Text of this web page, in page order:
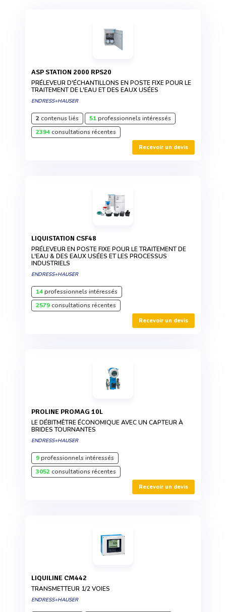
ASP STATION 2000 RPS20
PRÉLEVEUR D'ÉCHANTILLONS EN POSTE FIXE POUR LE
TRAITEMENT DE L'EAU ET DES EAUX USÉES
ENDRESS+HAUSER
2contenus liés 51professionnels intéressés
2394consultations récentes
Recevoir un devis
LIQUISTATION CSF48
PRÉLEVEUR EN POSTE FIXE POUR LE TRAITEMENT DE
L'EAU & DES EAUX USÉES ET LES PROCESSUS
INDUSTRIELS
ENDRESS+HAUSER
14professionnels intéressés
2579consultations récentes
Recevoir un devis
PROLINE PROMAG 10L
LE DÉBITMÈTRE ÉCONOMIQUE AVEC UN CAPTEUR À
BRIDES TOURNANTES
ENDRESS+HAUSER
9professionnels intéressés
3052consultations récentes
Recevoir un devis
LIQUILINE CM442
TRANSMETTEUR 1/2 VOIES
ENDRESS+HAUSER